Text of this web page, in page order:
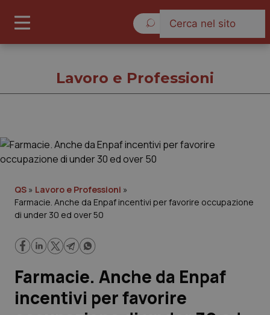
Governo e Parlamento
Regioni e Asl
Lavoro e Professioni
Scienza e Farmaci
Lavoro e Professioni
QS » Lavoro e Professioni »
Farmacie. Anche da Enpaf incentivi per favorire occupazione
di under 30 ed over 50
Farmacie. Anche da Enpaf
incentivi per favorire